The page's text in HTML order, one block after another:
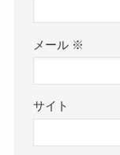
メール ※
サイト